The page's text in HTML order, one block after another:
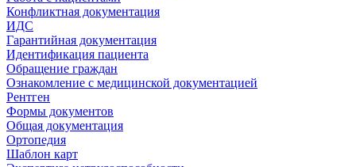
Конфликтная документация
ИДС
Гарантийная документация
Идентификация пациента
Обращение граждан
Ознакомление с медицинской документацией
Рентген
Формы документов
Общая документация
Ортопедия
Шаблон карт